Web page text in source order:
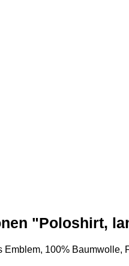
"Poloshirt,
Emblem, 100%